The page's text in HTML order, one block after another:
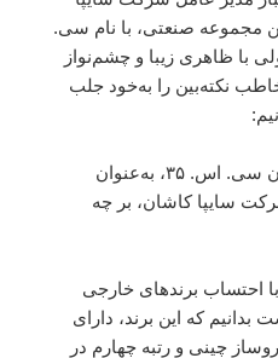
مجموعه صنعتی، با نام سی.
با ظاهری زیبا و چشم‌نواز
نکته‌بین را به‌خود جلب
شرکت چانگان و محصولی چون سی. اس. ۳۵، به‌عنوان
سایپا کاشان، بر چه
احتساب برندهای خارجی
که این برند، دارای
چینی و رتبه چهارم در